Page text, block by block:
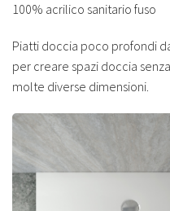
100% acrilico sanitario fuso
Piatti doccia poco profondi
per creare spazi doccia
molte diverse dimensioni.